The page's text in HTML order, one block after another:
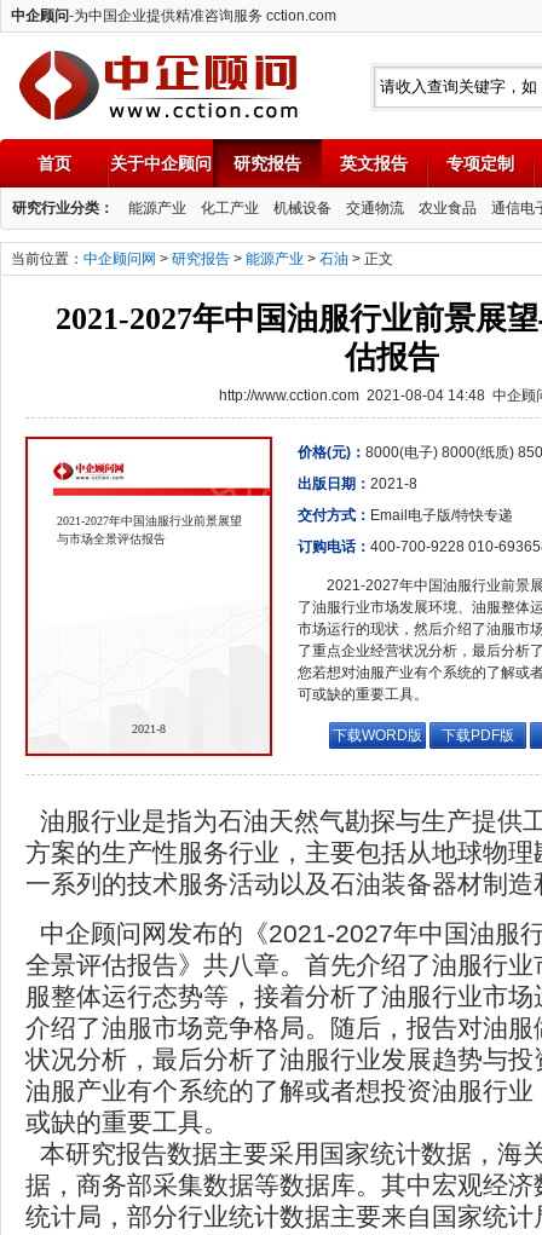
中企顾问-为中国企业提供精准咨询服务 cction.com
中企顾问
首页 关于中企顾问 研究报告 英文报告 专项定制
研究行业分类： 能源产业 化工产业 机械设备 交通物流 农业食品 通信电
当前位置： 中企顾问网 > 研究报告 > 能源产业 > 石油 > 正文
2021-2027年中国油服行业前景展
估报告
http://www.cction.com 2021-08-04 14:48 中企顾
2021-2027年中国油服行业前景展望
与市场全景评估报告
2021-8
价格(元)： 8000(电子) 8000(纸质)
出版日期： 2021-8
交付方式： Email电子版/特快专递
订购电话： 400-700-9228 010-
2021-2027年中国油服行业前景
了油服行业市场发展环境、油服整体
市场运行的现状，然后介绍了油服市
了重点企业经营状况分析，最后分析
您若想对油服产业有个系统的了解或
可或缺的重要工具。
下载WORD版 下载PDF版
油服行业是指为石油天然气勘探与生产提供
方案的生产性服务行业，主要包括从地球物
一系列的技术服务活动以及石油装备器材制造
中企顾问网发布的《2021-2027年中国油服
全景评估报告》共八章。首先介绍了油服行
服整体运行态势等，接着分析了油服行业市
介绍了油服市场竞争格局。随后，报告对油
状况分析，最后分析了油服行业发展趋势与
油服产业有个系统的了解或者想投资油服行
或缺的重要工具。
本研究报告数据主要采用国家统计数据，海
据，商务部采集数据等数据库。其中宏观经
统计局，部分行业统计数据主要来自国家统